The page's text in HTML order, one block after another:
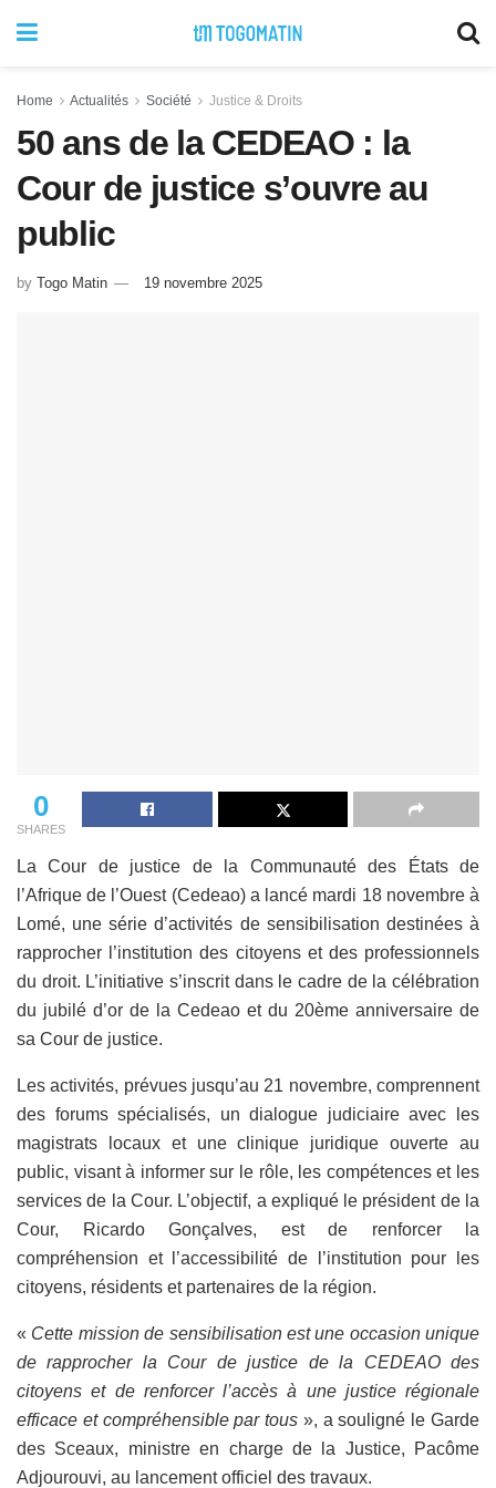
Home Actualités Société Justice & Droits
50 ans de la CEDEAO : la
Cour de justice s’ouvre au
public
by Togo Matin 19 novembre 2025
0
SHARES
La Cour de justice de la Communauté des États de
l’Afrique de l’Ouest (Cedeao) a lancé mardi 18 novembre à
Lomé, une série d’activités de sensibilisation destinées à
rapprocher l’institution des citoyens et des professionnels
du droit. L’initiative s’inscrit dans le cadre de la célébration
du jubilé d’or de la Cedeao et du 20ème anniversaire de
sa Cour de justice.
Les activités, prévues jusqu’au 21 novembre, comprennent
des forums spécialisés, un dialogue judiciaire avec les
magistrats locaux et une clinique juridique ouverte au
public, visant à informer sur le rôle, les compétences et les
services de la Cour. L’objectif, a expliqué le président de la
Cour, Ricardo Gonçalves, est de renforcer la
compréhension et l’accessibilité de l’institution pour les
citoyens, résidents et partenaires de la région.
« Cette mission de sensibilisation est une occasion unique
de rapprocher la Cour de justice de la CEDEAO des
citoyens et de renforcer l’accès à une justice régionale
efficace et compréhensible par tous », a souligné le Garde
des Sceaux, ministre en charge de la Justice, Pacôme
Adjourouvi, au lancement officiel des travaux.